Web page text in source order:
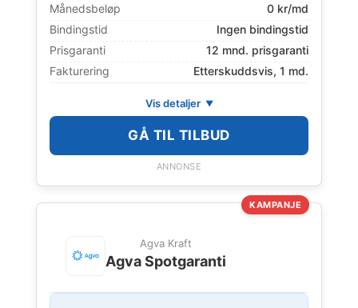
Månedsbeløp
0 kr/md
Bindingstid
Ingen bindingstid
Prisgaranti
12 mnd. prisgaranti
Fakturering
Etterskuddsvis, 1 md.
Vis detaljer
GÅ TIL TILBUD
ANNONSE
KAMPANJE
Agva Kraft
Agva Spotgaranti